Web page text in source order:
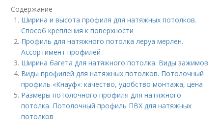
Содержание
Ширина и высота профиля для натяжных потолков.
Способ крепления к поверхности
Профиль для натяжного потолка леруа мерлен.
Ассортимент профилей
Ширина багета для натяжного потолка. Виды зажимов
Виды профилей для натяжных потолков. Потолочный
профиль «Кнауф»: качество, удобство монтажа, цена
Размеры потолочного профиля для натяжного
потолка. Потолочный профиль ПВХ для натяжных
потолков